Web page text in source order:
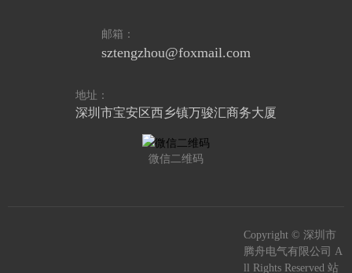
邮箱：
sztengzhou@foxmail.com
地址：
深圳市宝安区西乡镇万骏汇商务大厦
微信二维码
Copyright © 深圳市
腾舟电气有限公司 A
ll Rights Reserved 站